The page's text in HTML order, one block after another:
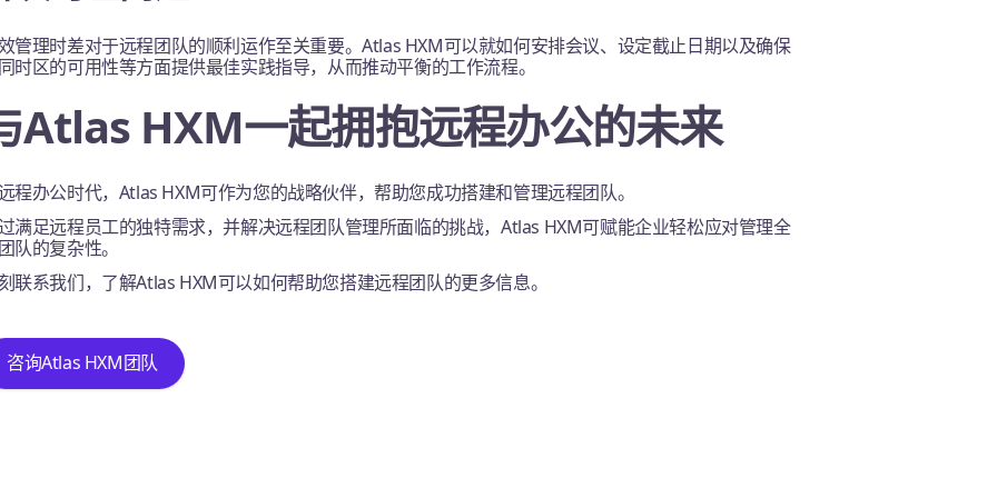
管理时差对于远程团队的顺利运作至关重要。Atlas HXM可以就如何安排会议、设定截止日期以及确保
时区的可用性等方面提供最佳实践指导，从而推动平衡的工作流程。
Atlas HXM一起拥抱远程办公的未来
程办公时代，Atlas HXM可作为您的战略伙伴，帮助您成功搭建和管理远程团队。
满足远程员工的独特需求，并解决远程团队管理所面临的挑战，Atlas HXM可赋能企业轻松应对管理全
队的复杂性。
联系我们，了解Atlas HXM可以如何帮助您搭建远程团队的更多信息。
咨询Atlas HXM团队